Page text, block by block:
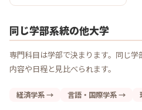
同じ学部系統の他大学
専門科目は学部で決まります。同じ
内容や日程と見比べられます。
経済学系 → 言語・国際学系 →